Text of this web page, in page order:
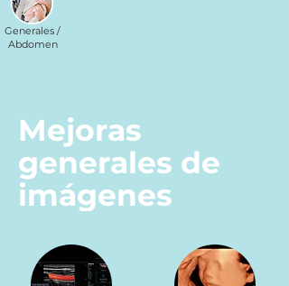
Generales /
Abdomen
Mejoras
generales de
imágenes